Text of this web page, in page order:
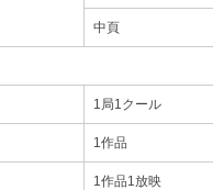
中頁
1局1クール
1作品
1作品1放映